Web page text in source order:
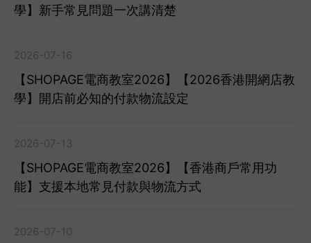
學】新手常見問題一次講清楚
2026-07-16
【SHOPAGE電商教室2026】【2026香港開網店教
學】開店前必知的付款物流設定
2026-07-13
【SHOPAGE電商教室2026】【香港商戶常用功
能】支援本地常見付款與物流方式
2026-07-10